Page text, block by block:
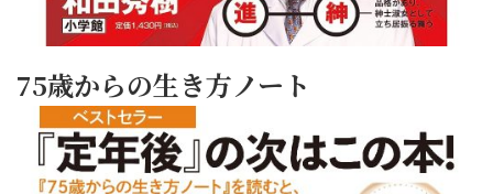
75歳からの生き方ノート